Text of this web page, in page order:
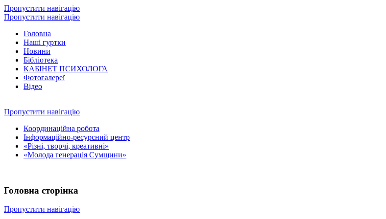
Пропустити навігацію
Пропустити навігацію
Головна
Наші гуртки
Новини
Бібліотека
КАБІНЕТ ПСИХОЛОГА
Фотогалереї
Відео
Пропустити навігацію
Координаційна робота
Інформаційно-ресурсний центр
«Різні, творчі, креативні»
«Молода генерація Сумщини»
Головна сторінка
Пропустити навігацію